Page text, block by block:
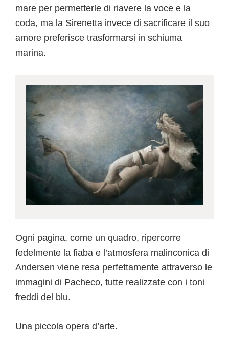
mare per permetterle di riavere la voce e la
coda, ma la Sirenetta invece di sacrificare il suo
amore preferisce trasformarsi in schiuma
marina.
Ogni pagina, come un quadro, ripercorre
fedelmente la fiaba e l’atmosfera malinconica di
Andersen viene resa perfettamente attraverso le
immagini di Pacheco, tutte realizzate con i toni
freddi del blu.
Una piccola opera d’arte.